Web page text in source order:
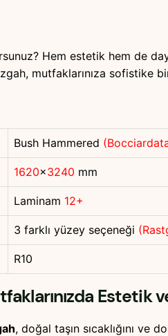
Hem estetik hem
mutfaklarınıza sofistike
Bush Hammered
1620x3240 mm
Laminam 12+
3 farklı yüzey seçeneği
R10
Estetik
, doğal taşın sıcaklığını ve